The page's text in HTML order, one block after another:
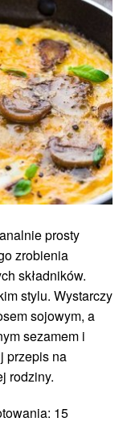
prosty
zrobienia
składników.
stylu. Wystarczy
sojowym, a
sezamem i
przepis na
rodziny.
15